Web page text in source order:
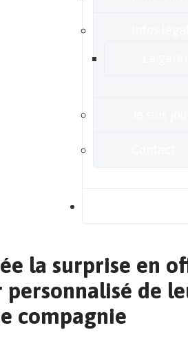
la surprise en
personnalisé de
compagnie